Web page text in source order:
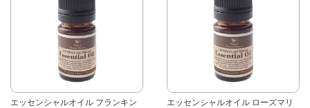
エッセンシャルオイル フランキン
エッセンシャルオイル ローズマリ